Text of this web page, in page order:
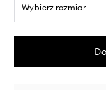
Wybierz rozmiar